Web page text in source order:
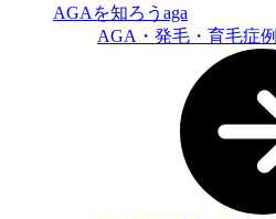
AGAを知ろう aga
AGA・発毛・育毛症例